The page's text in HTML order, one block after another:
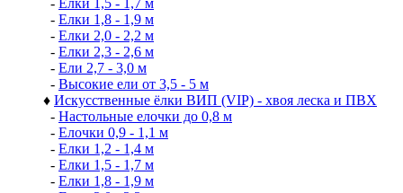
- Елки 1,5 - 1,7 м
- Елки 1,8 - 1,9 м
- Елки 2,0 - 2,2 м
- Елки 2,3 - 2,6 м
- Ели 2,7 - 3,0 м
- Высокие ели от 3,5 - 5 м
♦ Искусственные ёлки ВИП (VIP) - хвоя леска и ПВХ
- Настольные елочки до 0,8 м
- Елочки 0,9 - 1,1 м
- Елки 1,2 - 1,4 м
- Елки 1,5 - 1,7 м
- Елки 1,8 - 1,9 м